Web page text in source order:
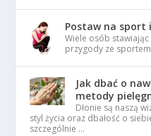
Postaw na sport
Wiele osób
przygody ze
Jak dbać o
metody
Dłonie są naszą
styl życia oraz dbałość o
szczególnie …